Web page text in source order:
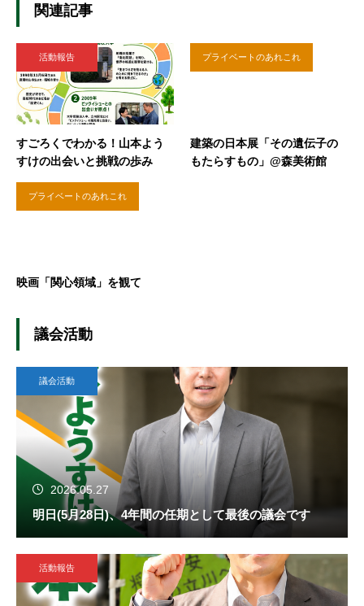
関連記事
活動報告
すごろくでわかる！山本よう
すけの出会いと挑戦の歩み
プライベートのあれこれ
建築の日本展「その遺伝子の
もたらすもの」@森美術館
プライベートのあれこれ
映画「関心領域」を観て
議会活動
議会活動
2026.05.27
明日(5月28日)、4年間の任期として最後の議会です
活動報告